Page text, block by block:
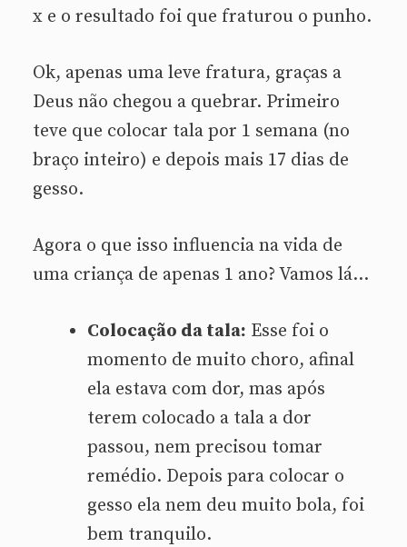
x e o resultado foi que fraturou o punho.
Ok, apenas uma leve fratura, graças a
Deus não chegou a quebrar. Primeiro
teve que colocar tala por 1 semana (no
braço inteiro) e depois mais 17 dias de
gesso.
Agora o que isso influencia na vida de
uma criança de apenas 1 ano? Vamos lá…
Colocação da tala: Esse foi o
momento de muito choro, afinal
ela estava com dor, mas após
terem colocado a tala a dor
passou, nem precisou tomar
remédio. Depois para colocar o
gesso ela nem deu muito bola, foi
bem tranquilo.